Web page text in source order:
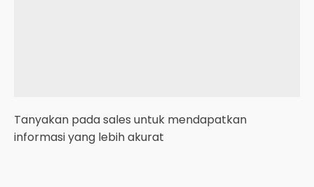
Tanyakan pada sales untuk mendapatkan
informasi yang lebih akurat